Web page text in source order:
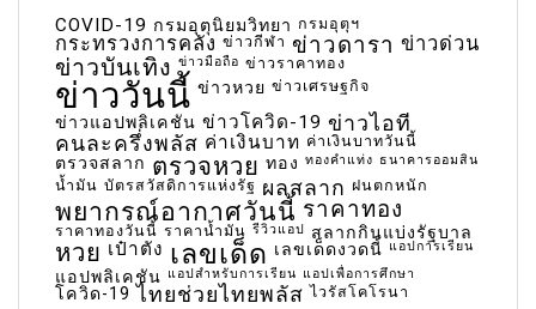
COVID-19 กรมอุตุนิยมวิทยา กรมอุตุฯ
กระทรวงการคลัง ข่าวกีฬา ข่าวดารา ข่าวด่วน
ข่าวบันเทิง ข่าวมือถือ ข่าวราคาทอง
ข่าววันนี้ ข่าวหวย ข่าวเศรษฐกิจ
ข่าวแอปพลิเคชัน ข่าวโควิด-19 ข่าวไอที
คนละครึ่งพลัส ค่าเงินบาท ค่าเงินบาทวันนี้
ตรวจสลาก ตรวจหวย ทอง ทองคำแท่ง ธนาคารออมสิน
น้ำมัน บัตรสวัสดิการแห่งรัฐ ผลสลาก ฝนตกหนัก
พยากรณ์อากาศวันนี้ ราคาทอง
ราคาทองวันนี้ ราคาน้ำมัน รีวิวแอป สลากกินแบ่งรัฐบาล
หวย เป๋าตัง เลขเด็ด เลขเด็ดงวดนี้ แอปการเรียน
แอปพลิเคชัน แอปสำหรับการเรียน แอปเพื่อการศึกษา
โควิด-19 ไทยช่วยไทยพลัส ไวรัสโคโรนา